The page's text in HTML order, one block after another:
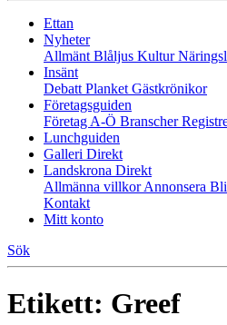
Ettan
Nyheter
Allmänt Blåljus Kultur
Insänt
Debatt Planket Gästkrönikor
Företagsguiden
Företag A-Ö Branscher
Lunchguiden
Galleri Direkt
Landskrona Direkt
Allmänna villkorAnnonsera Bli
Kontakt
Mitt konto
Sök
Etikett: Greef